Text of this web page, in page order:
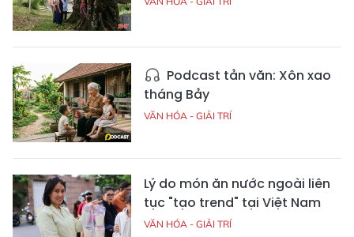
Podcast tản văn: Xôn xao
tháng Bảy
VĂN HÓA - GIẢI TRÍ
Lý do món ăn nước ngoài liên
tục "tạo trend" tại Việt Nam
VĂN HÓA - GIẢI TRÍ